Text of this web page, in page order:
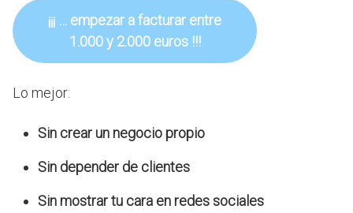
¡¡¡ … empezar a facturar entre
1.000 y 2.000 euros !!!
Lo mejor:
Sin crear un negocio propio
Sin depender de clientes
Sin mostrar tu cara en redes sociales